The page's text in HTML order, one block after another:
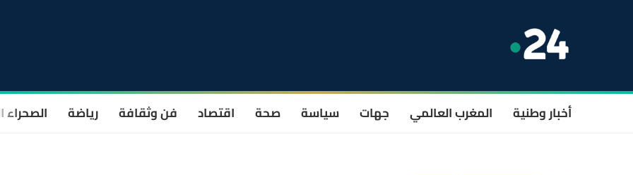
أخبار وطنية المغرب العالمي جهات سياسة صحة اقتصاد فن وثقافة رياضة الصحراء